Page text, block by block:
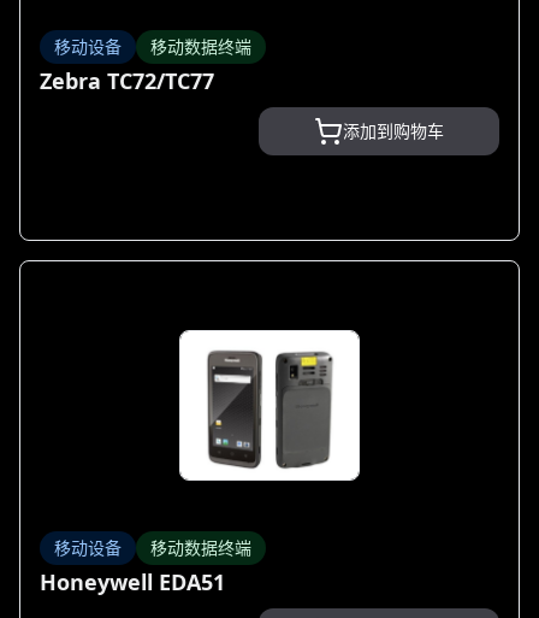
移动设备 移动数据终端
Zebra TC72/TC77
添加到购物车
移动设备 移动数据终端
Honeywell EDA51